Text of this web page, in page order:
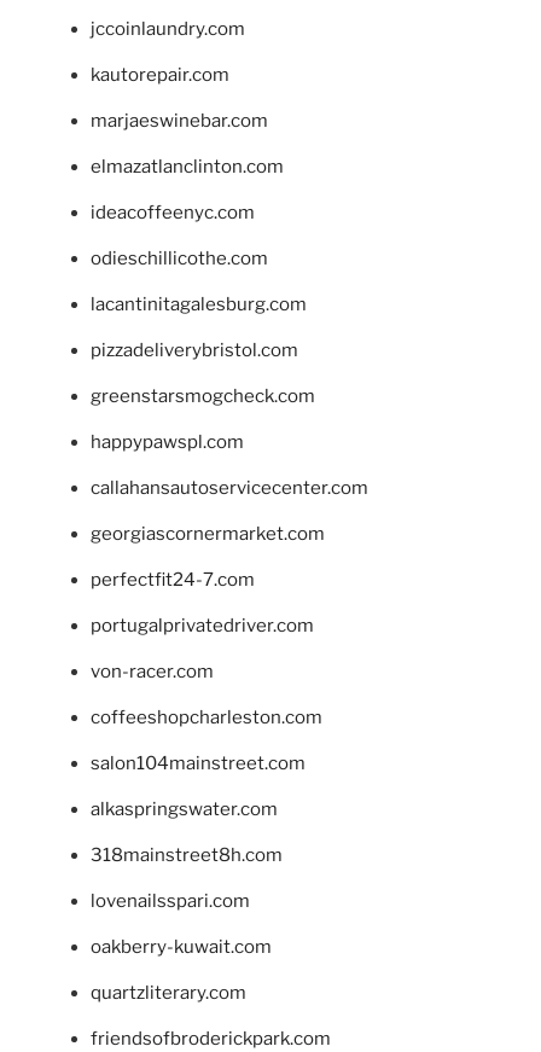
jccoinlaundry.com
kautorepair.com
marjaeswinebar.com
elmazatlanclinton.com
ideacoffeenyc.com
odieschillicothe.com
lacantinitagalesburg.com
pizzadeliverybristol.com
greenstarsmogcheck.com
happypawspl.com
callahansautoservicecenter.com
georgiascornermarket.com
perfectfit24-7.com
portugalprivatedriver.com
von-racer.com
coffeeshopcharleston.com
salon104mainstreet.com
alkaspringswater.com
318mainstreet8h.com
lovenailsspari.com
oakberry-kuwait.com
quartzliterary.com
friendsofbroderickpark.com